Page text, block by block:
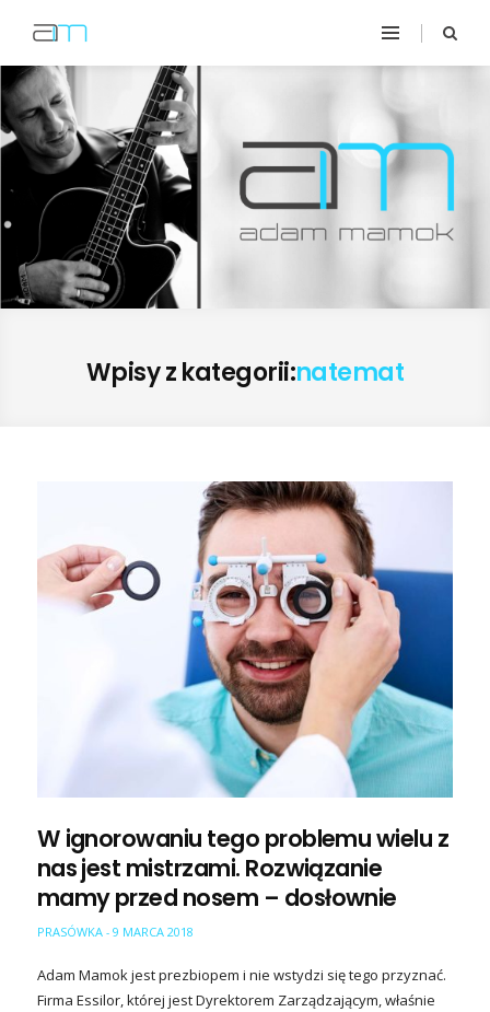
Wpisy z kategorii:natemat
W ignorowaniu tego problemu wielu z
nas jest mistrzami. Rozwiązanie
mamy przed nosem – dosłownie
PRASÓWKA - 9 MARCA 2018
Adam Mamok jest prezbiopem i nie wstydzi się tego przyznać.
Firma Essilor, której jest Dyrektorem Zarządzającym, właśnie